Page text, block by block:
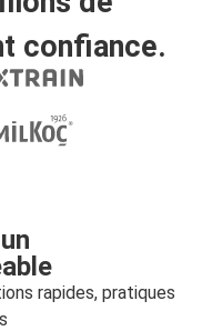
confiance.
rapides, pratiques